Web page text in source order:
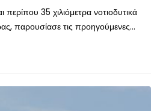
περίπου 35 χιλιόμετρα νοτιοδυτικά
παρουσίασε τις προηγούμενες...